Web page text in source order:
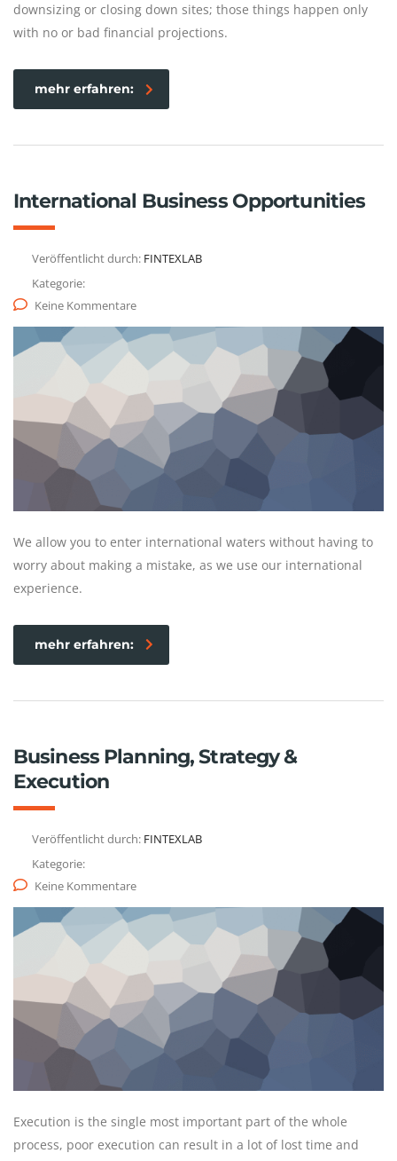
downsizing or closing down sites; those things happen only
with no or bad financial projections.
mehr erfahren:
International Business Opportunities
Veröffentlicht durch: FINTEXLAB
Kategorie:
Keine Kommentare
We allow you to enter international waters without having to
worry about making a mistake, as we use our international
experience.
mehr erfahren:
Business Planning, Strategy &
Execution
Veröffentlicht durch: FINTEXLAB
Kategorie:
Keine Kommentare
Execution is the single most important part of the whole
process, poor execution can result in a lot of lost time and